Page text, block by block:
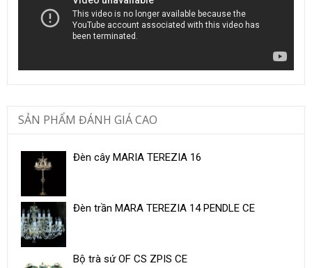
SẢN PHẨM ĐÁNH GIÁ CAO
Đèn cây MARIA TEREZIA 16
Đèn trần MARA TEREZIA 14 PENDLE CE
Bộ trà sứ OF CS ZPIS CE